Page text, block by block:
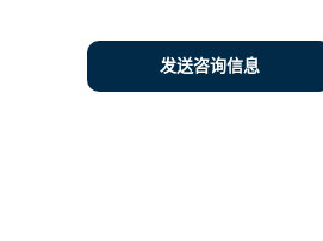
发送咨询信息